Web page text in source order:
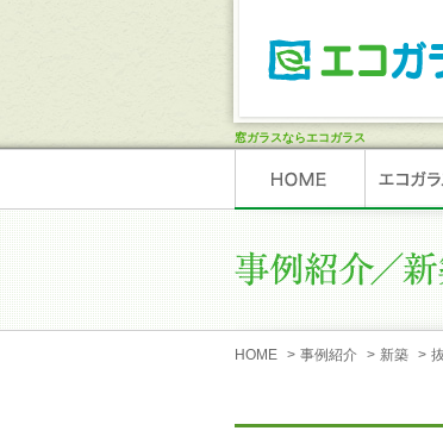
窓ガラスならエコガラス
HOME > 事例紹介 > 新築 >